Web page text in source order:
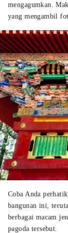
mengagumkan.
yang mengambil
Coba Anda
bangunan ini,
berbagai macam
pagoda tersebut.